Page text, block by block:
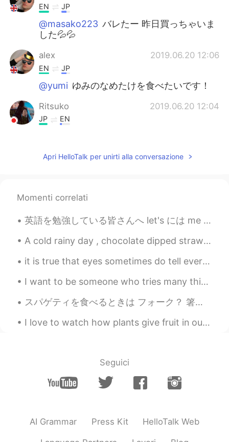
EN JP
@masako223 バレたー 昨日買っちゃいま
した💦💦
alex 2019.06.20 12:06
EN JP
@yumi ゆみのなめたけを食べたいです！
Ritsuko 2019.06.20 12:04
JP EN
alex 2019.06.20 12:04
EN JP
@mame 入れなかったね〜 久しぶりにかつ
おぶしが手に入れたから、梅おかか欲しい
って作りました！ 訂正ありがとう！🏋🏻‍♂️ 🧠
alex 2019.06.20 12:02
✨✨
シャモジ買ったんや。Congrats✨
Eria 2019.06.20 09:41
Apri HelloTalk per unirti alla conversazione
Momenti correlati
英語を勉強している皆さんへ let's には me が既に含まれています。 let's = let us つまり you + me なので let's talk with me はおかしい。...
A cold rainy day , chocolate dipped strawberries and a cozy blanket , that’s what I call a perfec...
it is true that eyes sometimes do tell every thing ..your eyes talks when you can't speak or expr...
I want to be someone who tries many things, visits many places and makes many life long friends. ...
スパゲティを食べるときは フォーク？ 箸でしょ。 麺やけぇ 急にペペロンチーノを作りたくなった 量パナイやなぁ🤣 When you eat spaghetti, do you use a f...
I love to watch how plants give fruit in our garden. My brother does well taking care of all the...
Seguici
AI Grammar Press Kit HelloTalk Web